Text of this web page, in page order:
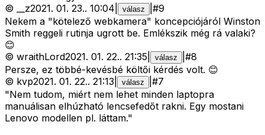
©
__z2021. 01. 23.. 10:04 válasz #9
Nekem a "kötelező webkamera" koncepciójáról Winston
Smith reggeli rutinja ugrott be. Emlékszik még rá valaki?
😊
© wraithLord2021. 01. 22.. 21:35 válasz #8
Persze, ez többé-kevésbé költői kérdés volt. 😊
© kvp2021. 01. 22.. 21:13 válasz #7
"Nem tudom, miért nem lehet minden laptopra
manuálisan elhúzható lencsefedőt rakni. Egy mostani
Lenovo modellen pl. láttam."